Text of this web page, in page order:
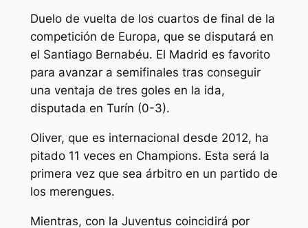
Duelo de vuelta de los cuartos de final de la
competición de Europa, que se disputará en
el Santiago Bernabéu. El Madrid es favorito
para avanzar a semifinales tras conseguir
una ventaja de tres goles en la ida,
disputada en Turín (0-3).
Oliver, que es internacional desde 2012, ha
pitado 11 veces en Champions. Esta será la
primera vez que sea árbitro en un partido de
los merengues.
Mientras, con la Juventus coincidirá por